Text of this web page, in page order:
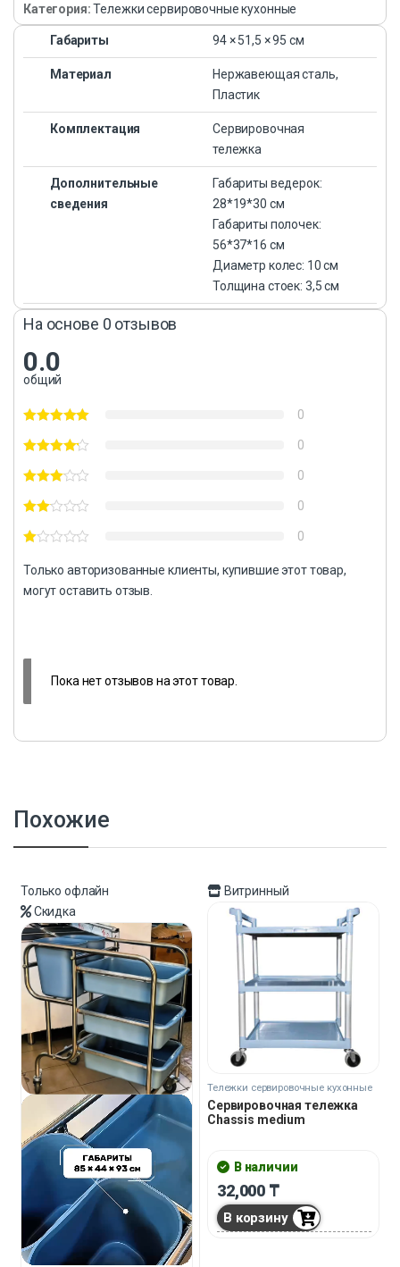
Категория:Тележки сервировочные кухонные
Габариты 94 × 51,5 × 95 см
Материал
Нержавеющая сталь,
Пластик
Комплектация
Сервировочная
тележка
Дополнительные
сведения
Габариты ведерок:
28*19*30 см
Габариты полочек:
56*37*16 см
Диаметр колес: 10 см
Толщина стоек: 3,5 см
На основе 0 отзывов
0.0
общий
0
0
0
0
0
Только авторизованные клиенты, купившие этот товар,
могут оставить отзыв.
Пока нет отзывов на этот товар.
Похожие
Только офлайн
Скидка
Витринный
Тележки сервировочные кухонные
Сервировочная тележка
Сhassis medium
В наличии
32,000 ₸
В корзину